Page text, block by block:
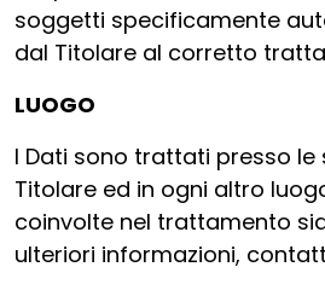
soggetti specificamente
dal Titolare al corretto
LUOGO
I Dati sono trattati presso le
Titolare ed in ogni altro
coinvolte nel trattamento
ulteriori informazioni,